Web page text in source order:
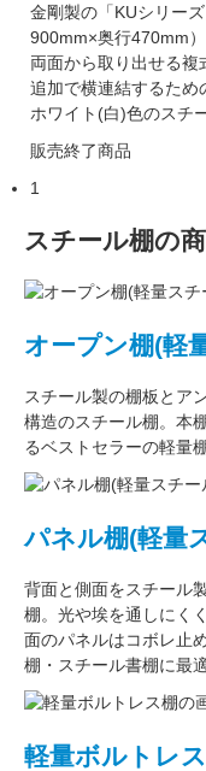
金剛製の「KUシリー
900mm×奥行470mm）
両面から取り出せる複
追加で横連結するため
ホワイト(白)色のスチ
販売終了商品
1
スチール棚の
オープン棚(軽
スチール製の棚板 と ア
構造のスチール棚。本
るベストセラーの軽量
パネル棚(軽量
背面と側面をスチール
棚。 光や埃を通しにく
面のパネルはコボレ止
棚・スチール書棚に最適
軽量ボルトレ